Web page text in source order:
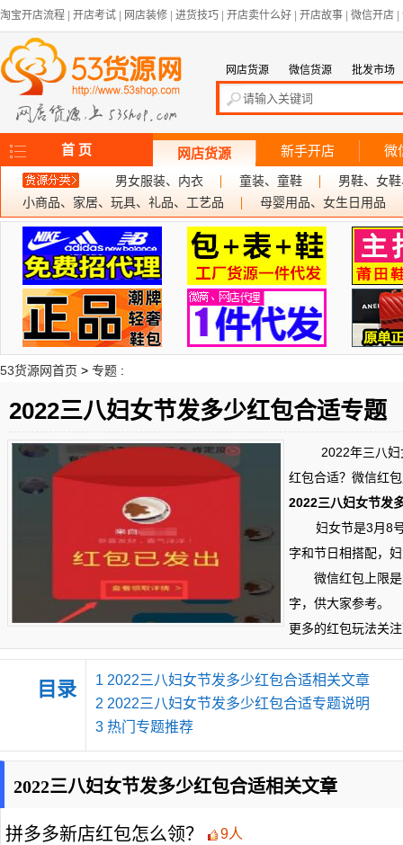
淘宝开店流程 开店考试 网店装修 进货技巧 开店卖什么好 开店故事 微信开店
网店货源 微信货源 批发市场
首 页 网店货源 新手开店 微
男女服装、内衣 童装、童鞋
男鞋、女
小商品、家居、玩具、礼品、工艺品
母婴用品、女生日用品
53货源网首页 > 专题 :
2022三八妇女节发多少红包合适专题
2022年三八妇女
红包合适？微信红
2022三八妇女节发
妇女节是3月8号
字和节日相搭配，
微信红包上限是
字，供大家参考。
更多的红包玩法关
目录 1 2022三八妇女节发多少红包合适相关文章
2 2022三八妇女节发多少红包合适专题说明
3 热门专题推荐
2022三八妇女节发多少红包合适相关文章
拼多多新店红包怎么领？ 9人